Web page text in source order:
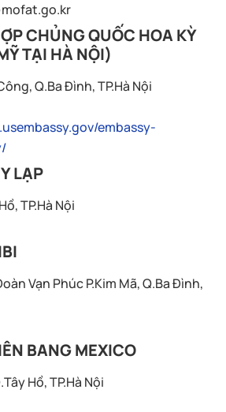
CHỦNG QUỐC HOA KỲ
TẠI HÀ NỘI)
Q.Ba Đình, TP.Hà Nội
embassy-
LẠP
TP.Hà Nội
Vạn Phúc P.Kim Mã, Q.Ba Đình,
BANG MEXICO
Hồ, TP.Hà Nội